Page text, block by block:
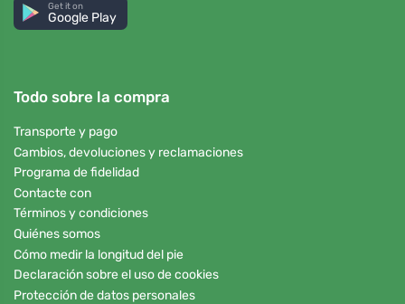
Get it on
Google Play
Todo sobre la compra
Transporte y pago
Cambios, devoluciones y reclamaciones
Programa de fidelidad
Contacte con
Términos y condiciones
Quiénes somos
Cómo medir la longitud del pie
Declaración sobre el uso de cookies
Protección de datos personales